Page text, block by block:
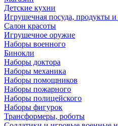
Детские кухни
Игрушечная посуда, продукты и
Салон красоты
Игрушечное оружие
Наборы военного
Бинокли
Наборы доктора
Наборы механика
Наборы помощников
Наборы пожарного
Наборы полицейского
Наборы фигурок
Трансформеры, роботы